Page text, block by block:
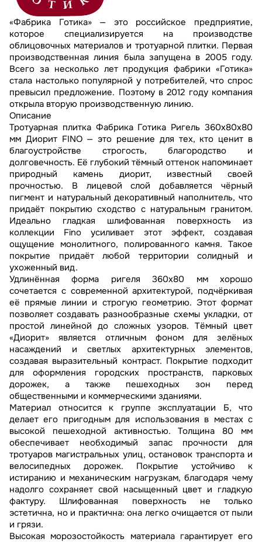
«Фабрика Готика» — это российское предприятие,
которое специализируется на производстве
облицовочных материалов и тротуарной плитки. Первая
производственная линия была запущена в 2005 году.
Всего за несколько лет продукция фабрики «Готика»
стала настолько популярной у потребителей, что спрос
превысил предложение. Поэтому в 2012 году компания
открыла вторую производственную линию.
Описание
Тротуарная плитка Фабрика Готика Ригель 360х80х80
мм Диорит FINO — это решение для тех, кто ценит в
благоустройстве строгость, благородство и
долговечность. Её глубокий тёмный оттенок напоминает
природный камень диорит, известный своей
прочностью. В лицевой слой добавляется чёрный
пигмент и натуральный декоративный наполнитель, что
придаёт покрытию сходство с натуральным гранитом.
Идеально гладкая шлифованная поверхность из
коллекции Fino усиливает этот эффект, создавая
ощущение монолитного, полированного камня. Такое
покрытие придаёт любой территории солидный и
ухоженный вид.
Удлинённая форма ригеля 360х80 мм хорошо
сочетается с современной архитектурой, подчёркивая
её прямые линии и строгую геометрию. Этот формат
позволяет создавать разнообразные схемы укладки, от
простой линейной до сложных узоров. Тёмный цвет
«Диорит» является отличным фоном для зелёных
насаждений и светлых архитектурных элементов,
создавая выразительный контраст. Покрытие подходит
для оформления городских пространств, парковых
дорожек, а также пешеходных зон перед
общественными и коммерческими зданиями.
Материал относится к группе эксплуатации Б, что
делает его пригодным для использования в местах с
высокой пешеходной активностью. Толщина 80 мм
обеспечивает необходимый запас прочности для
тротуаров магистральных улиц, остановок транспорта и
велосипедных дорожек. Покрытие устойчиво к
истиранию и механическим нагрузкам, благодаря чему
надолго сохраняет свой насыщенный цвет и гладкую
фактуру. Шлифованная поверхность не только
эстетична, но и практична: она легко очищается от пыли
и грязи.
Высокая морозостойкость материала гарантирует его